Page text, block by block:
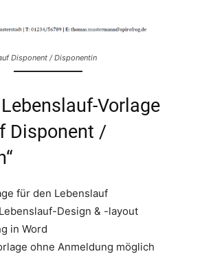
Disponent / Disponentin
Vorlage
Disponent /
für den Lebenslauf
Design & -layout
in Word
ohne Anmeldung möglich